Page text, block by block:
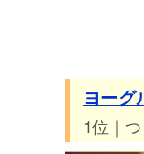
40位 つく
41位 つく
42位 つく
ヨーグ
1位｜